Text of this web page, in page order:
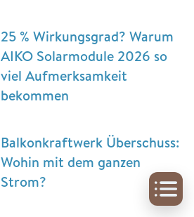
25 % Wirkungsgrad? Warum
AIKO Solarmodule 2026 so
viel Aufmerksamkeit
bekommen
Balkonkraftwerk Überschuss:
Wohin mit dem ganzen
Strom?